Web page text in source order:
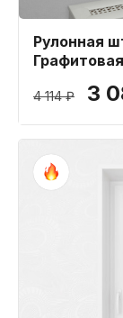
Рулонная
4 114 ₽ 3